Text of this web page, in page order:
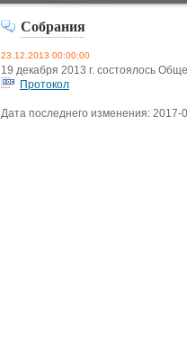
Собрания
23.12.2013 00:00:00
19 декабря 2013 г. состоялось
Протокол
Дата последнего изменения: 2017-